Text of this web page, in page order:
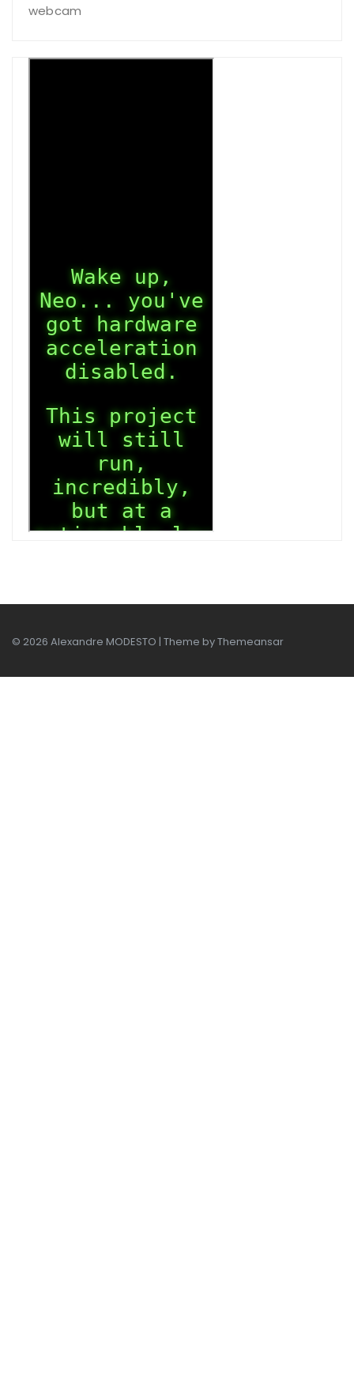
webcam
© 2026 Alexandre MODESTO | Theme byThemeansar